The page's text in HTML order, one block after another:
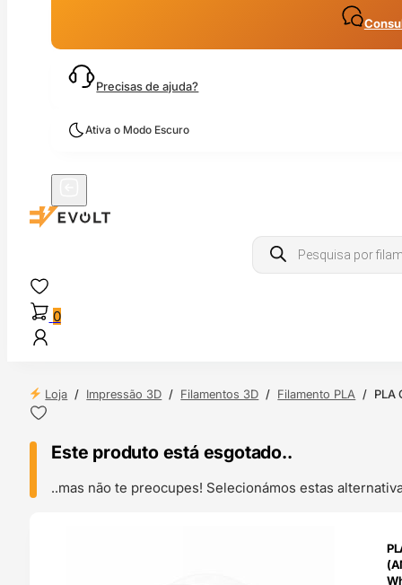
Precisas de ajuda?
Ativa o Modo Escuro
Products
search
0
Loja / Impressão 3D / Filamentos 3D / Filamento PLA / PLA
Este produto está esgotado..
..mas não te preocupes! Selecionámos estas